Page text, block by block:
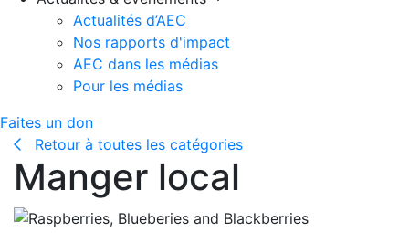
Actualités d’AEC
Nos rapports d'impact
AEC dans les médias
Pour les médias
Faites un don
Retour à toutes les catégories
Manger local